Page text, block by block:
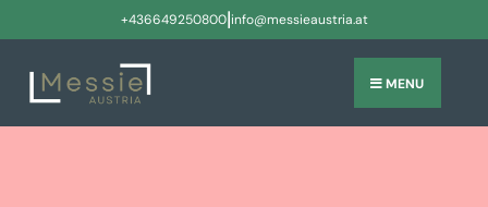
+436649250800|info@messieaustria.at
MENU